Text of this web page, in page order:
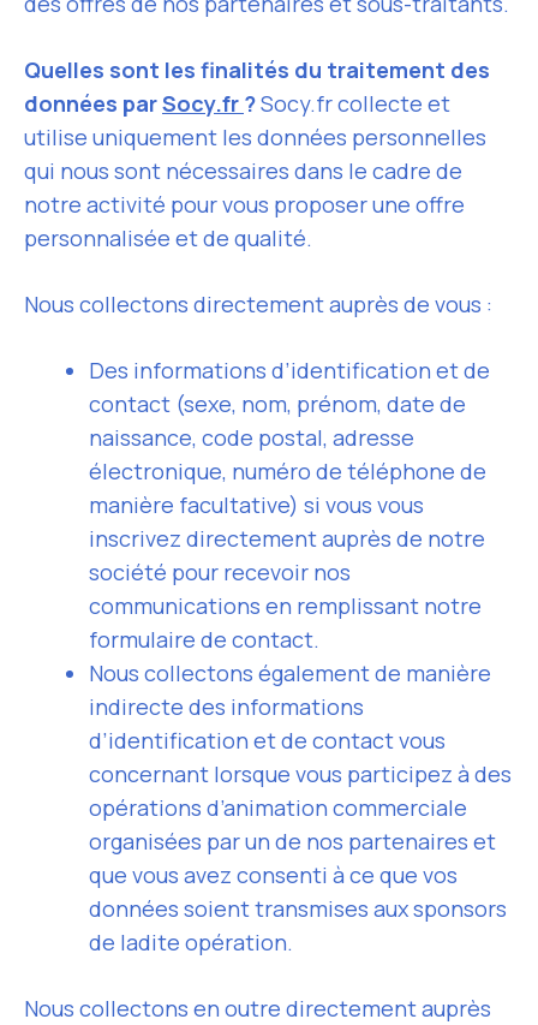
Quelles sont les finalités du traitement des
données parSocy.fr ?Socy.fr collecte et
utilise uniquement les données personnelles
qui nous sont nécessaires dans le cadre de
notre activité pour vous proposer une offre
personnalisée et de qualité.
Nous collectons directement auprès de vous :
Des informations d’identification et de
contact (sexe, nom, prénom, date de
naissance, code postal, adresse
électronique, numéro de téléphone de
manière facultative) si vous vous
inscrivez directement auprès de notre
société pour recevoir nos
communications en remplissant notre
formulaire de contact.
Nous collectons également de manière
indirecte des informations
d’identification et de contact vous
concernant lorsque vous participez à des
opérations d’animation commerciale
organisées par un de nos partenaires et
que vous avez consenti à ce que vos
données soient transmises aux sponsors
de ladite opération.
Nous collectons en outre directement auprès